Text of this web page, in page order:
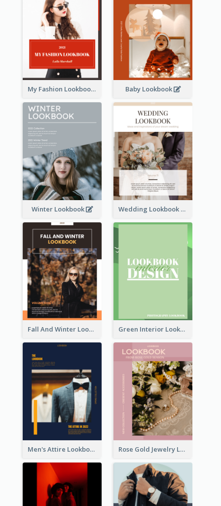
My Fashion Lookbook Baby Lookbook
Winter Lookbook Wedding Lookbook
Fall And Winter Lookbook Green Interior Lookbook
Men's Attire Lookbook Rose Gold Jewelry Lookbook